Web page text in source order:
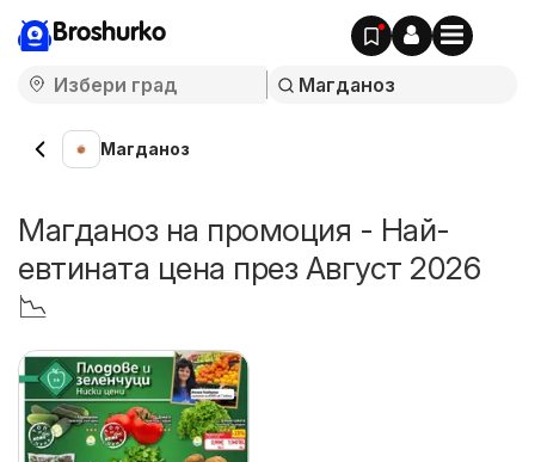
Broshurko
Магданоз
Магданоз на промоция - Най-
евтината цена през Август 2026
📉